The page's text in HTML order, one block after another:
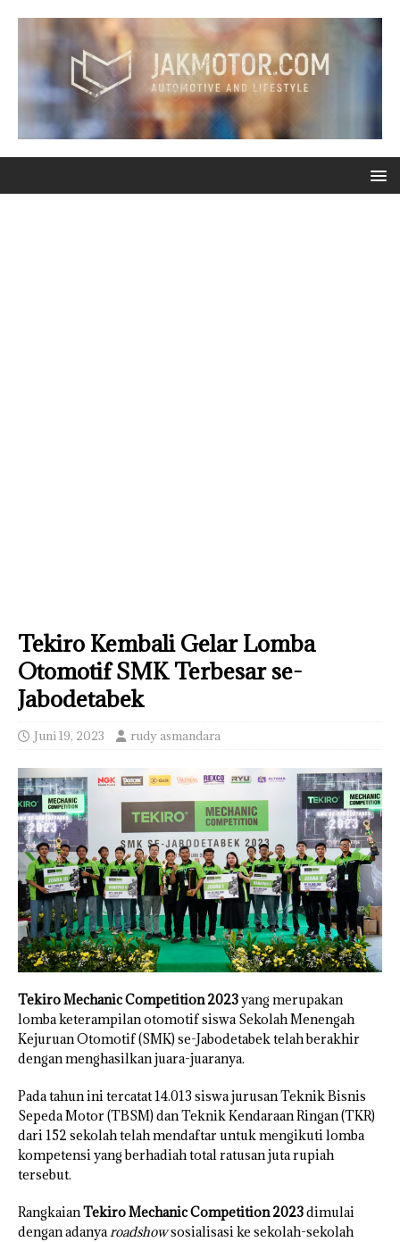
Tekiro Kembali Gelar Lomba
Otomotif SMK Terbesar se-
Jabodetabek
Juni 19, 2023 rudy asmandara
Tekiro Mechanic Competition 2023yang merupakan
lomba keterampilan otomotif siswa Sekolah Menengah
Kejuruan Otomotif (SMK) se-Jabodetabek telah berakhir
dengan menghasilkan juara-juaranya.
Pada tahun ini tercatat 14.013 siswa jurusan Teknik Bisnis
Sepeda Motor (TBSM) dan Teknik Kendaraan Ringan (TKR)
dari 152 sekolah telah mendaftar untuk mengikuti lomba
kompetensi yang berhadiah total ratusan juta rupiah
tersebut.
RangkaianTekiro Mechanic Competition 2023dimulai
dengan adanyaroadshowsosialisasi ke sekolah-sekolah